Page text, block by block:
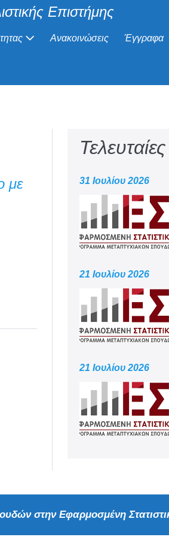
Επιστήμης
Ανακοινώσεις Έγγραφα
με
31 Ιουλίου 2026
21 Ιουλίου 2026
21 Ιουλίου 2026
στην Εφαρμοσμένη